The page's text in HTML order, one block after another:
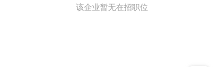
该企业暂无在招职位